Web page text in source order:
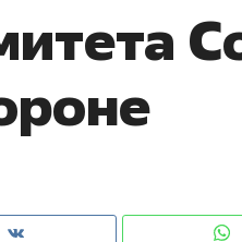
рынки, почему надо
чем интересен Оман?